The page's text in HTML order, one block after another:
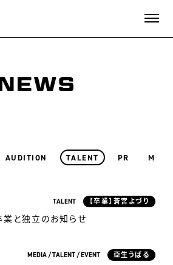
AUDITION TALENT PR
TALENT 【卒業】蒼宮よづり
業と独立のお知らせ
MEDIA TALENT EVENT 亞生うぱる